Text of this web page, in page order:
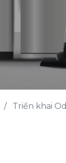
Triển khai